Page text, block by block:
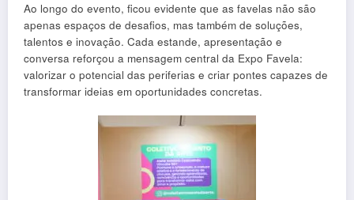
Ao longo do evento, ficou evidente que as favelas não são
apenas espaços de desafios, mas também de soluções,
talentos e inovação. Cada estande, apresentação e
conversa reforçou a mensagem central da Expo Favela:
valorizar o potencial das periferias e criar pontes capazes de
transformar ideias em oportunidades concretas.